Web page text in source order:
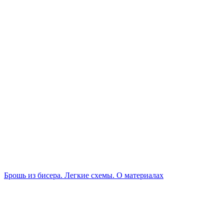
Брошь из бисера. Легкие схемы. О материалах